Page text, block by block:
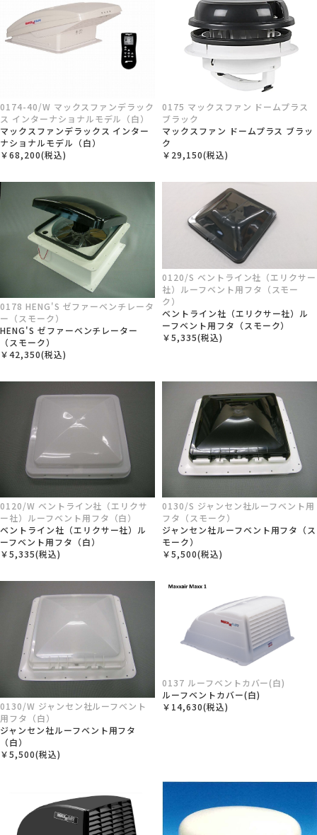
0174-40/W マックスファンデラック
ス インターナショナルモデル（白）
マックスファンデラックス インター
ナショナルモデル（白）
￥68,200(税込)
0175 マックスファン ドームプラス
ブラック
マックスファン ドームプラス ブラッ
ク
￥29,150(税込)
0178 HENG'S ゼファーベンチレータ
ー（スモーク）
HENG'S ゼファーベンチレーター
（スモーク）
￥42,350(税込)
0120/S ベントライン社（エリクサー
社）ルーフベント用フタ（スモー
ク）
ベントライン社（エリクサー社）ル
ーフベント用フタ（スモーク）
￥5,335(税込)
0120/W ベントライン社（エリクサ
ー社）ルーフベント用フタ（白）
ベントライン社（エリクサー社）ル
ーフベント用フタ（白）
￥5,335(税込)
0130/S ジャンセン社ルーフベント用
フタ（スモーク）
ジャンセン社ルーフベント用フタ（ス
モーク）
￥5,500(税込)
0130/W ジャンセン社ルーフベント
用フタ（白）
ジャンセン社ルーフベント用フタ
（白）
￥5,500(税込)
0137 ルーフベントカバー(白)
ルーフベントカバー(白)
￥14,630(税込)